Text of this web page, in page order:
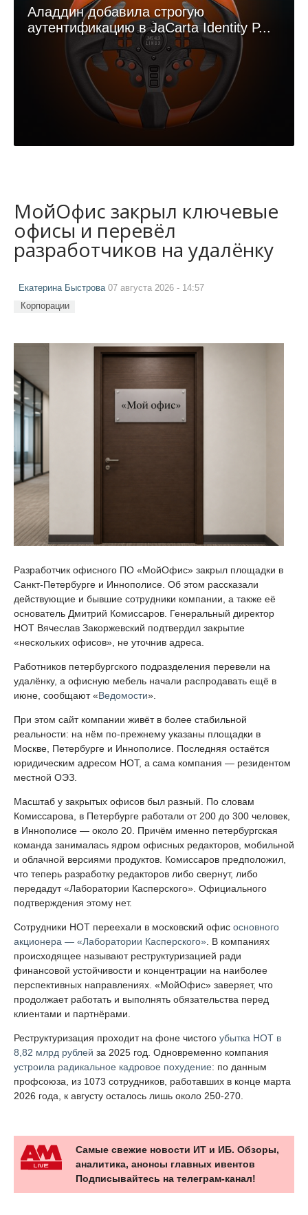
Аладдин добавила строгую
аутентификацию в JaCarta Identity P...
МойОфис закрыл ключевые
офисы и перевёл
разработчиков на удалёнку
Екатерина Быстрова 07 августа 2026 - 14:57
Корпорации
Разработчик офисного ПО «МойОфис» закрыл площадки в
Санкт-Петербурге и Иннополисе. Об этом рассказали
действующие и бывшие сотрудники компании, а также её
основатель Дмитрий Комиссаров. Генеральный директор
НОТ Вячеслав Закоржевский подтвердил закрытие
«нескольких офисов», не уточнив адреса.
Работников петербургского подразделения перевели на
удалёнку, а офисную мебель начали распродавать ещё в
июне, сообщают «Ведомости».
При этом сайт компании живёт в более стабильной
реальности: на нём по-прежнему указаны площадки в
Москве, Петербурге и Иннополисе. Последняя остаётся
юридическим адресом НОТ, а сама компания — резидентом
местной ОЭЗ.
Масштаб у закрытых офисов был разный. По словам
Комиссарова, в Петербурге работали от 200 до 300 человек,
в Иннополисе — около 20. Причём именно петербургская
команда занималась ядром офисных редакторов, мобильной
и облачной версиями продуктов. Комиссаров предположил,
что теперь разработку редакторов либо свернут, либо
передадут «Лаборатории Касперского». Официального
подтверждения этому нет.
Сотрудники НОТ переехали в московский офис основного
акционера — «Лаборатории Касперского». В компаниях
происходящее называют реструктуризацией ради
финансовой устойчивости и концентрации на наиболее
перспективных направлениях. «МойОфис» заверяет, что
продолжает работать и выполнять обязательства перед
клиентами и партнёрами.
Реструктуризация проходит на фоне чистого убытка НОТ в
8,82 млрд рублей за 2025 год. Одновременно компания
устроила радикальное кадровое похудение: по данным
профсоюза, из 1073 сотрудников, работавших в конце марта
2026 года, к августу осталось лишь около 250-270.
Самые свежие новости ИТ и ИБ. Обзоры,
аналитика, анонсы главных ивентов
Подписывайтесь на телеграм-канал!